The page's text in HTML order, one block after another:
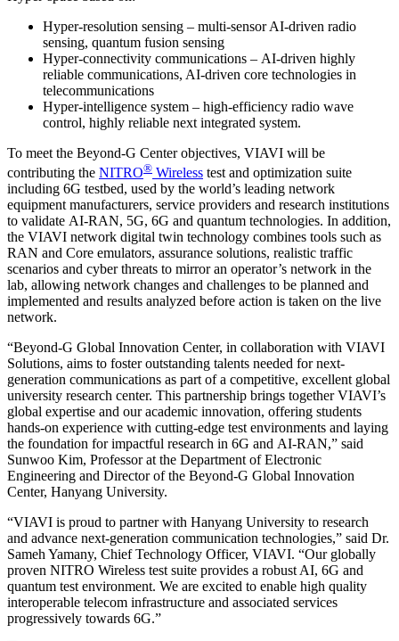
Hyper-resolution sensing – multi-sensor AI-driven radio
sensing, quantum fusion sensing
Hyper-connectivity communications – AI-driven highly
reliable communications, AI-driven core technologies in
telecommunications
Hyper-intelligence system – high-efficiency radio wave
control, highly reliable next integrated system.
To meet the Beyond-G Center objectives, VIAVI will be
contributing the NITRO® Wireless test and optimization suite
including 6G testbed, used by the world’s leading network
equipment manufacturers, service providers and research institutions
to validate AI-RAN, 5G, 6G and quantum technologies. In addition,
the VIAVI network digital twin technology combines tools such as
RAN and Core emulators, assurance solutions, realistic traffic
scenarios and cyber threats to mirror an operator’s network in the
lab, allowing network changes and challenges to be planned and
implemented and results analyzed before action is taken on the live
network.
“Beyond-G Global Innovation Center, in collaboration with VIAVI
Solutions, aims to foster outstanding talents needed for next-
generation communications as part of a competitive, excellent global
university research center. This partnership brings together VIAVI’s
global expertise and our academic innovation, offering students
hands-on experience with cutting-edge test environments and laying
the foundation for impactful research in 6G and AI-RAN,” said
Sunwoo Kim, Professor at the Department of Electronic
Engineering and Director of the Beyond-G Global Innovation
Center, Hanyang University.
“VIAVI is proud to partner with Hanyang University to research
and advance next-generation communication technologies,” said Dr.
Sameh Yamany, Chief Technology Officer, VIAVI. “Our globally
proven NITRO Wireless test suite provides a robust AI, 6G and
quantum test environment. We are excited to enable high quality
interoperable telecom infrastructure and associated services
progressively towards 6G.”